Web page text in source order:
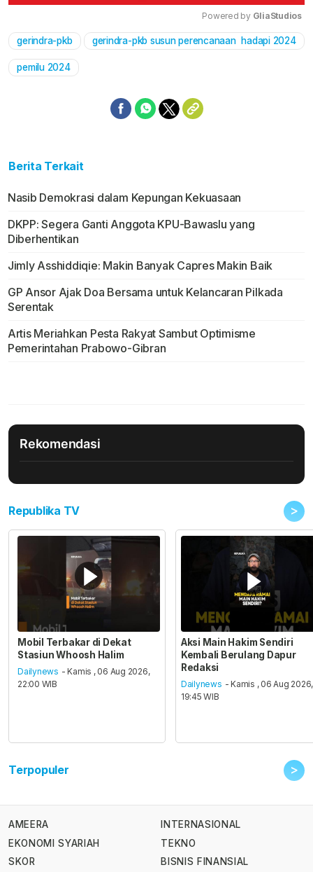
Mute
Powered by GliaStudios
gerindra-pkb gerindra-pkb susun perencanaan hadapi 2024
pemilu 2024
Berita Terkait
Nasib Demokrasi dalam Kepungan Kekuasaan
DKPP: Segera Ganti Anggota KPU-Bawaslu yang
Diberhentikan
Jimly Asshiddiqie: Makin Banyak Capres Makin Baik
GP Ansor Ajak Doa Bersama untuk Kelancaran Pilkada
Serentak
Artis Meriahkan Pesta Rakyat Sambut Optimisme
Pemerintahan Prabowo-Gibran
Rekomendasi
Republika TV >
Mobil Terbakar di Dekat
Stasiun Whoosh Halim
Dailynews - Kamis , 06 Aug 2026,
22:00 WIB
Aksi Main Hakim Sendiri
Kembali Berulang Dapur
Redaksi
Dailynews - Kamis , 06 Aug 2026,
19:45 WIB
Terpopuler >
AMEERA
EKONOMI SYARIAH
SKOR
INTERNASIONAL
TEKNO
BISNIS FINANSIAL